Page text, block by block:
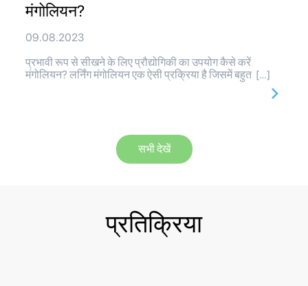
मंगोलियन?
09.08.2023
प्रभावी रूप से सीखने के लिए प्रौद्योगिकी का उपयोग कैसे करें
मंगोलियन? लर्निंग मंगोलियन एक ऐसी प्रक्रिया है जिसमें बहुत […]
सभी देखें
प्रतिक्रिया